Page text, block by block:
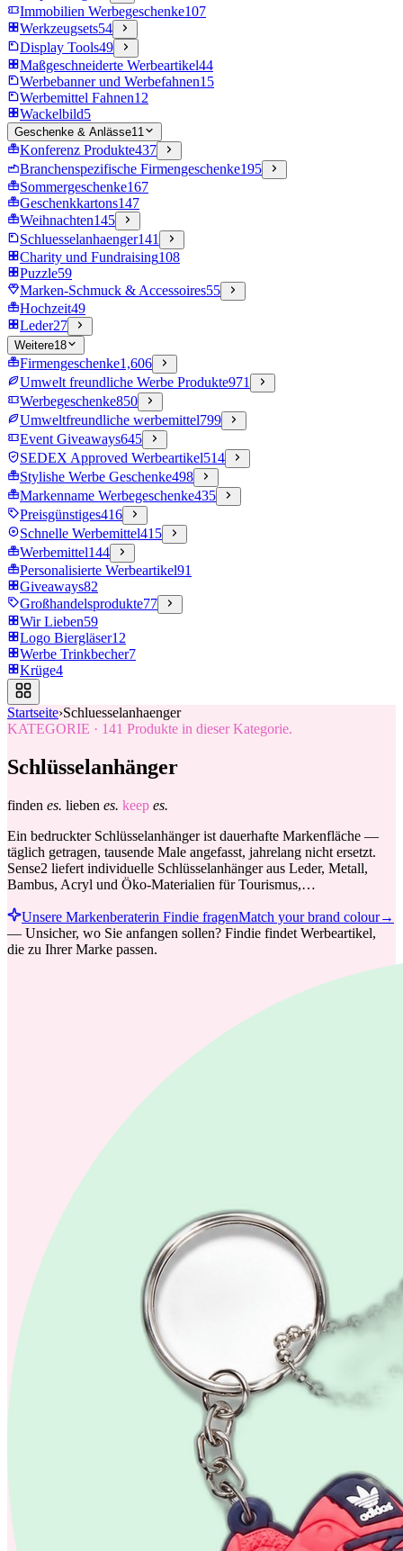
Immobilien Werbegeschenke107
Werkzeugsets54
Display Tools49
Maßgeschneiderte Werbeartikel44
Werbebanner und Werbefahnen15
Werbemittel Fahnen12
Wackelbild5
Geschenke & Anlässe11
Konferenz Produkte437
Branchenspezifische Firmengeschenke195
Sommergeschenke167
Geschenkkartons147
Weihnachten145
Schluesselanhaenger141
Charity und Fundraising108
Puzzle59
Marken-Schmuck & Accessoires55
Hochzeit49
Leder27
Weitere18
Firmengeschenke1,606
Umwelt freundliche Werbe Produkte971
Werbegeschenke850
Umweltfreundliche werbemittel799
Event Giveaways645
SEDEX Approved Werbeartikel514
Stylishe Werbe Geschenke498
Markenname Werbegeschenke435
Preisgünstiges416
Schnelle Werbemittel415
Werbemittel144
Personalisierte Werbeartikel91
Giveaways82
Großhandelsprodukte77
Wir Lieben59
Logo Biergläser12
Werbe Trinkbecher7
Krüge4
Startseite›Schluesselanhaenger
KATEGORIE · 141 Produkte in dieser Kategorie.
Schlüsselanhänger
finden es. lieben es. keep es.
Ein bedruckter Schlüsselanhänger ist dauerhafte Markenfläche —
täglich getragen, tausende Male angefasst, jahrelang nicht ersetzt.
Sense2 liefert individuelle Schlüsselanhänger aus Leder, Metall,
Bambus, Acryl und Öko-Materialien für Tourismus,…
Unsere Markenberaterin Findie fragenMatch your brand colour→
— Unsicher, wo Sie anfangen sollen? Findie findet Werbeartikel,
die zu Ihrer Marke passen.